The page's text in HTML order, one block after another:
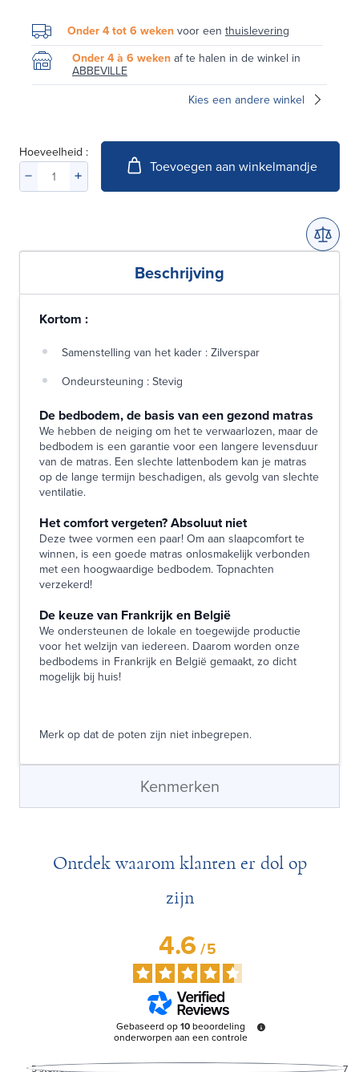
Onder 4 tot 6 weken voor een thuislevering
Onder 4 à 6 weken af te halen in de winkel in
ABBEVILLE
Kies een andere winkel
Hoeveelheid :
Toevoegen aan winkelmandje
Beschrijving
Kortom :
Samenstelling van het kader : Zilverspar
Ondeursteuning : Stevig
De bedbodem, de basis van een gezond matras
We hebben de neiging om het te verwaarlozen, maar de
bedbodem is een garantie voor een langere levensduur
van de matras. Een slechte lattenbodem kan je matras
op de lange termijn beschadigen, als gevolg van slechte
ventilatie.
Het comfort vergeten? Absoluut niet
Deze twee vormen een paar! Om aan slaapcomfort te
winnen, is een goede matras onlosmakelijk verbonden
met een hoogwaardige bedbodem. Topnachten
verzekerd!
De keuze van Frankrijk en België
We ondersteunen de lokale en toegewijde productie
voor het welzijn van iedereen. Daarom worden onze
bedbodems in Frankrijk en België gemaakt, zo dicht
mogelijk bij huis!
Merk op dat de poten zijn niet inbegrepen.
Kenmerken
Ontdek waarom klanten er dol op
zijn
4.6/5
Gebaseerd op10 beoordeling
onderworpen aan een controle
5sterren
7